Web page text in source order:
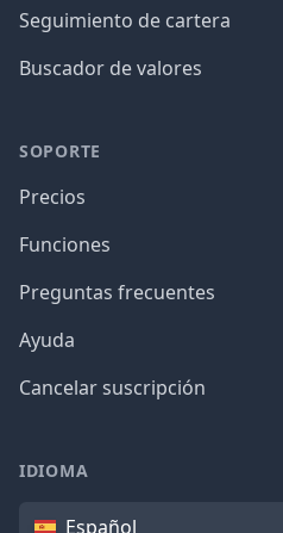
Seguimiento de cartera
Buscador de valores
SOPORTE
Precios
Funciones
Preguntas frecuentes
Ayuda
Cancelar suscripción
IDIOMA
IdiomaEspañol